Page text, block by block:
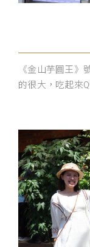
《金山芋圓王》
的很大，吃起來